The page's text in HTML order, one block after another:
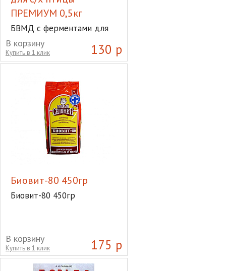
ПРЕМИУМ 0,5кг
БВМД с ферментами для
с/х птицы ПРЕМИУМ 0,5кг
130 р
В корзину
Купить в 1 клик
Биовит-80 450гр
Биовит-80 450гр
175 р
В корзину
Купить в 1 клик